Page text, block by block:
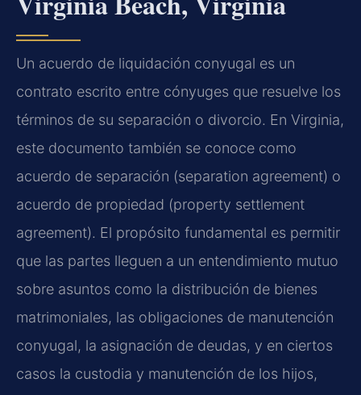
Un acuerdo de liquidación conyugal es un
contrato escrito entre cónyuges que resuelve los
términos de su separación o divorcio. En Virginia,
este documento también se conoce como
acuerdo de separación (separation agreement) o
acuerdo de propiedad (property settlement
agreement). El propósito fundamental es permitir
que las partes lleguen a un entendimiento mutuo
sobre asuntos como la distribución de bienes
matrimoniales, las obligaciones de manutención
conyugal, la asignación de deudas, y en ciertos
casos la custodia y manutención de los hijos,